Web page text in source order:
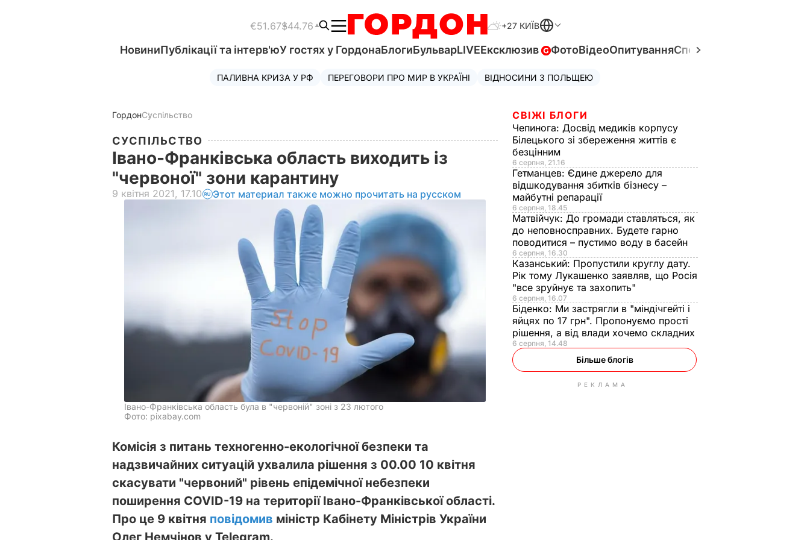
€51.67$44.76 +27 КИЇВ
НовиниПублікації та інтерв'юУ гостях у ГордонаБлогиБульварLIVEЕксклюзив ФотоВідеоОпитуванняСпецпроєкти
ПАЛИВНА КРИЗА У РФ ПЕРЕГОВОРИ ПРО МИР В УКРАЇНІ ВІДНОСИНИ З ПОЛЬЩЕЮ
ГордонСуспільство
СУСПІЛЬСТВО
Івано-Франківська область виходить із
"червоної" зони карантину
9 квітня 2021, 17.10 Этот материал также можно прочитать на русском
Івано-Франківська область була в "червоній" зоні з 23 лютого
Фото: pixabay.com
Комісія з питань техногенно-екологічної безпеки та
надзвичайних ситуацій ухвалила рішення з 00.00 10 квітня
скасувати "червоний" рівень епідемічної небезпеки
поширення COVID-19 на території Івано-Франківської області.
Про це 9 квітня повідомив міністр Кабінету Міністрів України
Олег Немчінов у Telegram.
СВІЖІ БЛОГИ
Чепинога: Досвід медиків корпусу
Білецького зі збереження життів є
безцінним
6 серпня, 21.16
Гетманцев: Єдине джерело для
відшкодування збитків бізнесу –
майбутні репарації
6 серпня, 18.45
Матвійчук: До громади ставляться, як
до неповносправних. Будете гарно
поводитися – пустимо воду в басейн
6 серпня, 16.30
Казанський: Пропустили круглу дату.
Рік тому Лукашенко заявляв, що Росія
"все зруйнує та захопить"
6 серпня, 16.07
Біденко: Ми застрягли в "міндічгейті і
яйцях по 17 грн". Пропонуємо прості
рішення, а від влади хочемо складних
6 серпня, 14.48
Більше блогів
РЕКЛАМА